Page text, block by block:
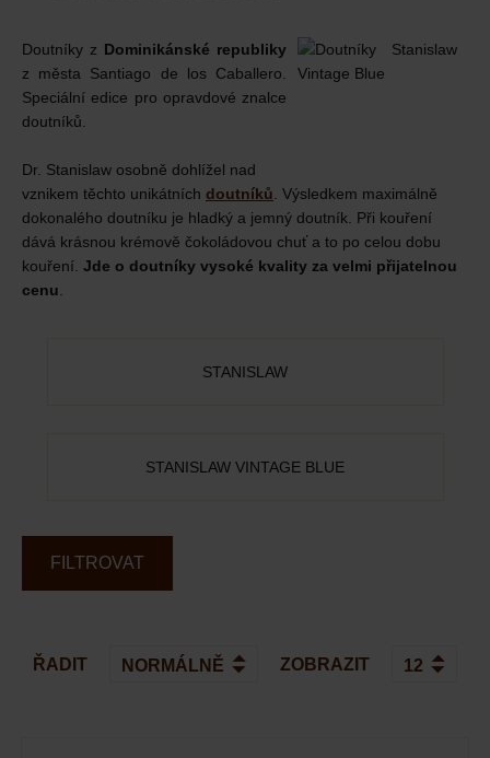
Doutníky z Dominikánské republiky
z města Santiago de los Caballero.
Speciální edice pro opravdové znalce
doutníků.
Dr. Stanislaw osobně dohlížel nad
vznikem těchto unikátních doutníků . Výsledkem maximálně
dokonalého doutníku je hladký a jemný doutník. Při kouření
dává krásnou krémově čokoládovou chuť a to po celou dobu
kouření. Jde o doutníky vysoké kvality za velmi přijatelnou
cenu
STANISLAW
STANISLAW VINTAGE BLUE
FILTROVAT
ŘADIT ZOBRAZIT